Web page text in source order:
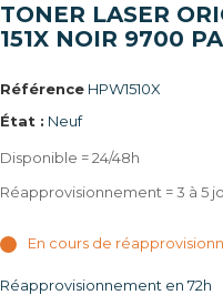
TONER LASER
151X NOIR 9700
Référence HPW1510X
État : Neuf
Disponible = 24/48h
Réapprovisionnement = 3 à 5
En cours de
Réapprovisionnement en 72h